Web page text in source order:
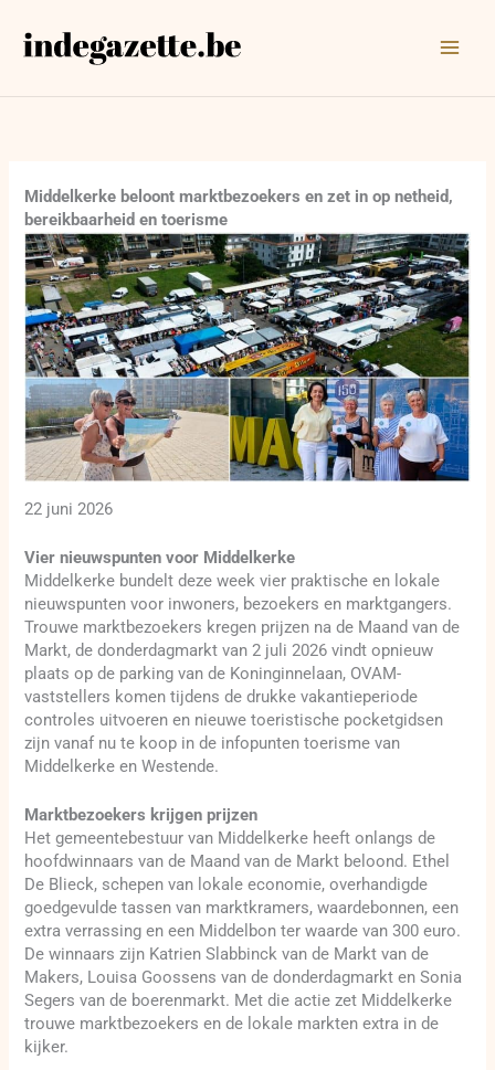
naar
Middelkerke beloont marktbezoekers en zet in op netheid,
bereikbaarheid en toerisme
22 juni 2026
Vier nieuwspunten voor Middelkerke
Middelkerke bundelt deze week vier praktische en lokale
nieuwspunten voor inwoners, bezoekers en marktgangers.
Trouwe marktbezoekers kregen prijzen na de Maand van de
Markt, de donderdagmarkt van 2 juli 2026 vindt opnieuw
plaats op de parking van de Koninginnelaan, OVAM-
vaststellers komen tijdens de drukke vakantieperiode
controles uitvoeren en nieuwe toeristische pocketgidsen
zijn vanaf nu te koop in de infopunten toerisme van
Middelkerke en Westende.
Marktbezoekers krijgen prijzen
Het gemeentebestuur van Middelkerke heeft onlangs de
hoofdwinnaars van de Maand van de Markt beloond. Ethel
De Blieck, schepen van lokale economie, overhandigde
goedgevulde tassen van marktkramers, waardebonnen, een
extra verrassing en een Middelbon ter waarde van 300 euro.
De winnaars zijn Katrien Slabbinck van de Markt van de
Makers, Louisa Goossens van de donderdagmarkt en Sonia
Segers van de boerenmarkt. Met die actie zet Middelkerke
trouwe marktbezoekers en de lokale markten extra in de
kijker.